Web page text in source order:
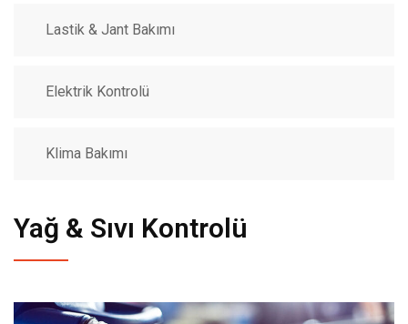
Lastik & Jant Bakımı
Elektrik Kontrolü
Klima Bakımı
Yağ & Sıvı Kontrolü